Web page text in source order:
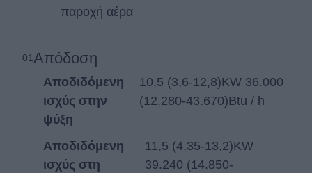
παροχή αέρα
01 Απόδοση
Αποδιδόμενη
ισχύς στην
ψύξη
10,5 (3,6-12,8)KW 36.000
(12.280-43.670)Btu / h
Αποδιδόμενη
ισχύς στη
11,5 (4,35-13,2)KW
39.240 (14.850-